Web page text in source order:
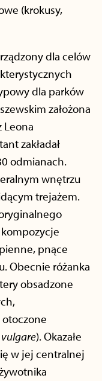
(krokusy,
dla celów
dla parków
założona
Leona
zakładał
odmianach.
wnętrzu
trejażem.
pnące
Obecnie różanka
obsadzone
). Okazałe
w jej centralnej